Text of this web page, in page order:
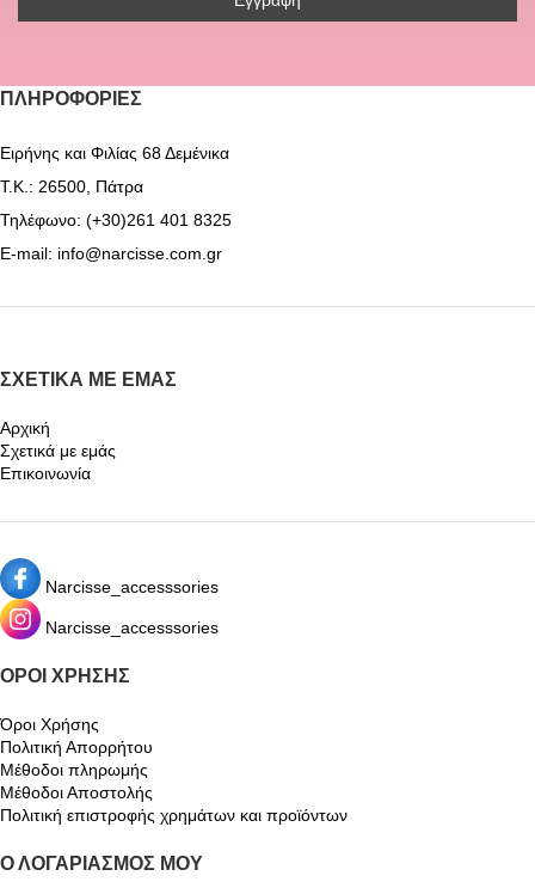
ΠΛΗΡΟΦΟΡΊΕΣ
Ειρήνης και Φιλίας 68 Δεμένικα
Τ.Κ.: 26500, Πάτρα
Τηλέφωνο: (+30)261 401 8325
E-mail: info@narcisse.com.gr
ΣΧΕΤΙΚΆ ΜΕ ΕΜΆΣ
Αρχική
Σχετικά με εμάς
Επικοινωνία
Narcisse_accesssories
Narcisse_accesssories
ΌΡΟΙ ΧΡΉΣΗΣ
Όροι Χρήσης
Πολιτική Απορρήτου
Μέθοδοι πληρωμής
Μέθοδοι Αποστολής
Πολιτική επιστροφής χρημάτων και προϊόντων
Ο ΛΟΓΑΡΙΑΣΜΌΣ ΜΟΥ